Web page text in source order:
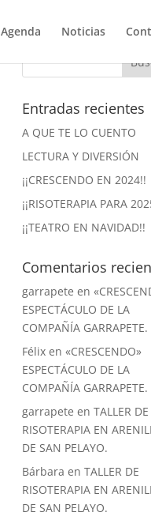
Agenda Noticias
Entradas recientes
A QUE TE LO CUENTO
LECTURA Y DIVERSIÓN
¡¡CRESCENDO EN 2024!!
¡¡RISOTERAPIA PARA
¡¡TEATRO EN NAVIDAD!!
Comentarios
garrapete en
ESPECTÁCULO DE LA
COMPAÑÍA GARRAPETE.
Félix en«CRESCENDO»
ESPECTÁCULO DE LA
COMPAÑÍA GARRAPETE.
garrapete enTALLER DE
RISOTERAPIA EN
DE SAN PELAYO.
Bárbara enTALLER DE
RISOTERAPIA EN
DE SAN PELAYO.